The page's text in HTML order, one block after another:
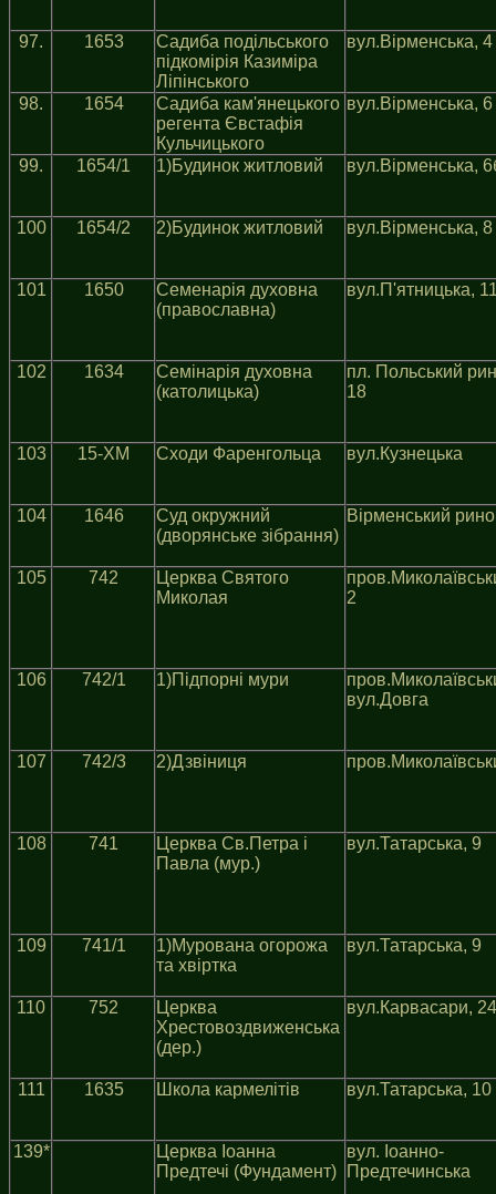
97. 1653
Садиба подiльського
пiдкомiрiя Казимiра
Лiпiнського
вул.Вiрменська, 4
98. 1654
Садиба кам'янецького
регента Євстафiя
Кульчицького
вул.Вiрменська, 6
99. 1654/1 1)Будинок житловий вул.Вiрменська,
100 1654/2 2)Будинок житловий вул.Вiрменська, 8
101 1650
Семенарiя духовна
(православна)
вул.П'ятницька,
102 1634
Семiнарiя духовна
(католицька)
пл. Польський
18
103 15-XM Cходи Фаренгольца вул.Кузнецька
104 1646
Суд окружний
(дворянське зiбрання)
Вiрменський
105 742
Церква Святого
Миколая
2
106 742/1 1)Пiдпорнi мури
вул.Довга
107 742/3 2)Дзвiниця
108 741
Церква Св.Петра i
Павла (мур.)
вул.Татарська, 9
109 741/1
1)Мурована огорожа
та хвiртка
вул.Татарська, 9
110 752
Церква
Хрестовоздвиженська
(дер.)
вул.Карвасари, 24
111 1635 Школа кармелiтiв вул.Татарська, 10
139*
Церква Iоанна
Предтечi (Фундамент)
вул. Iоанно-
Предтечинська